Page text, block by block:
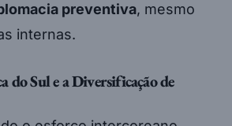
preventiva, mesmo
internas.
do Sul e a Diversificação de